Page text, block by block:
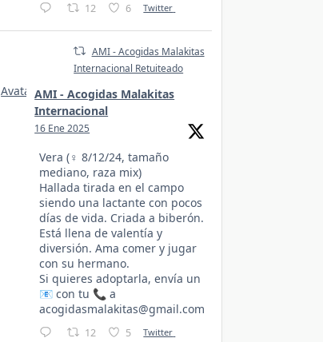
12 6 Twitter
AMI - Acogidas Malakitas
Internacional Retuiteado
AvatarAMI - Acogidas Malakitas
Internacional
16 Ene 2025
Vera (♀️ 8/12/24, tamaño
mediano, raza mix)
Hallada tirada en el campo
siendo una lactante con pocos
días de vida. Criada a biberón.
Está llena de valentía y
diversión. Ama comer y jugar
con su hermano.
Si quieres adoptarla, envía un
📧 con tu 📞 a
acogidasmalakitas@gmail.com
12 5 Twitter